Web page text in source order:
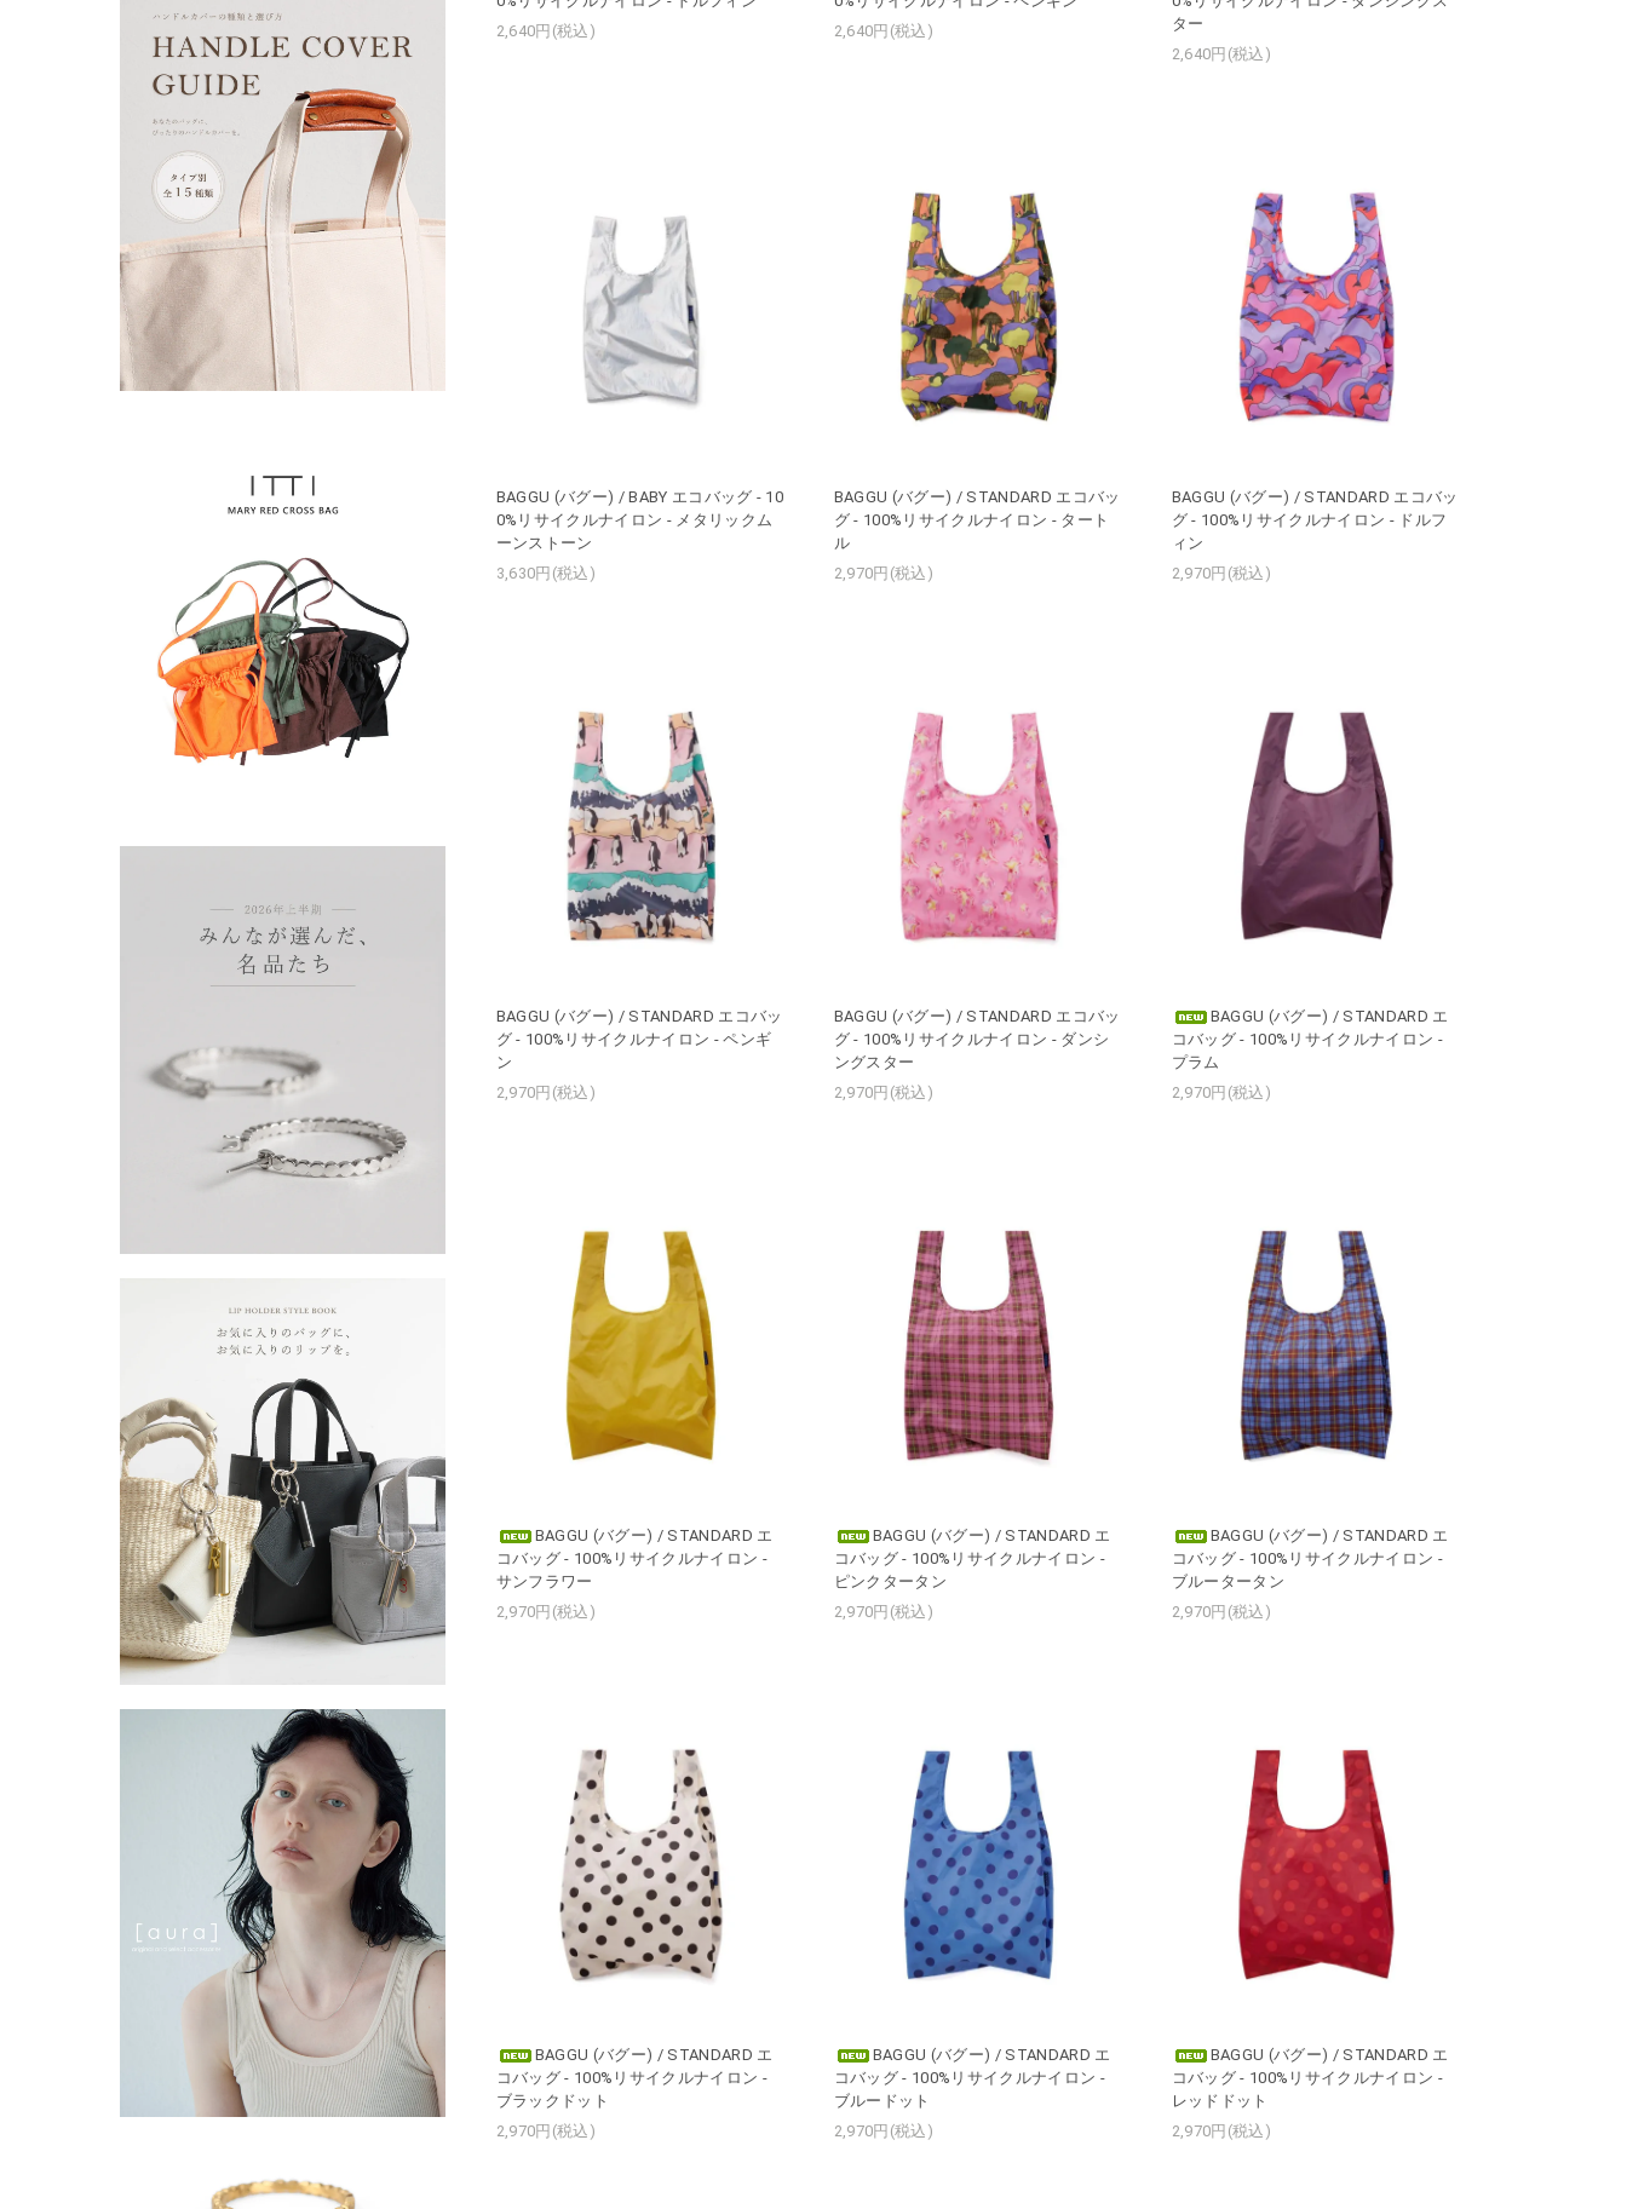
2,640円(税込)
2,640円(税込)
ター
2,640円(税込)
BAGGU (バグー) / BABY エコバッグ - 10
0%リサイクルナイロン - メタリックム
ーンストーン
3,630円(税込)
BAGGU (バグー) / STANDARD エコバッ
グ - 100%リサイクルナイロン - タート
ル
2,970円(税込)
BAGGU (バグー) / STANDARD エコバッ
グ - 100%リサイクルナイロン - ドルフ
ィン
2,970円(税込)
BAGGU (バグー) / STANDARD エコバッ
グ - 100%リサイクルナイロン - ペンギ
ン
2,970円(税込)
BAGGU (バグー) / STANDARD エコバッ
グ - 100%リサイクルナイロン - ダンシ
ングスター
2,970円(税込)
BAGGU (バグー) / STANDARD エ
コバッグ - 100%リサイクルナイロン -
プラム
2,970円(税込)
BAGGU (バグー) / STANDARD エ
コバッグ - 100%リサイクルナイロン -
サンフラワー
2,970円(税込)
BAGGU (バグー) / STANDARD エ
コバッグ - 100%リサイクルナイロン -
ピンクタータン
2,970円(税込)
BAGGU (バグー) / STANDARD エ
コバッグ - 100%リサイクルナイロン -
ブルータータン
2,970円(税込)
BAGGU (バグー) / STANDARD エ
コバッグ - 100%リサイクルナイロン -
ブラックドット
2,970円(税込)
BAGGU (バグー) / STANDARD エ
コバッグ - 100%リサイクルナイロン -
ブルードット
2,970円(税込)
BAGGU (バグー) / STANDARD エ
コバッグ - 100%リサイクルナイロン -
レッドドット
2,970円(税込)